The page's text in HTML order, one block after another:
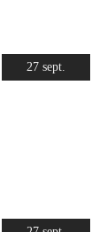
27 sept.